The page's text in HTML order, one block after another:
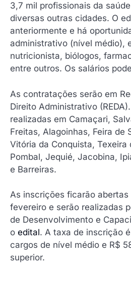
3,7 mil profissionais da
diversas outras cidades. O
anteriormente e há
administrativo (nível médio),
nutricionista, biólogos,
entre outros. Os salários
As contratações serão em
Direito Administrativo
realizadas em Camaçari,
Freitas, Alagoinhas, Feira de
Vitória da Conquista, Texeira
Pombal, Jequié, Jacobina,
e Barreiras.
As inscrições ficarão abertas
fevereiro e serão realizadas
de Desenvolvimento e
o edital. A taxa de inscrição
cargos de nível médio e R$
superior.